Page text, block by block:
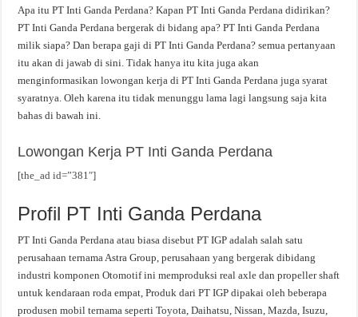
Apa itu PT Inti Ganda Perdana? Kapan PT Inti Ganda Perdana didirikan?
PT Inti Ganda Perdana bergerak di bidang apa? PT Inti Ganda Perdana
milik siapa? Dan berapa gaji di PT Inti Ganda Perdana? semua pertanyaan
itu akan di jawab di sini. Tidak hanya itu kita juga akan
menginformasikan lowongan kerja di PT Inti Ganda Perdana juga syarat
syaratnya. Oleh karena itu tidak menunggu lama lagi langsung saja kita
bahas di bawah ini.
Lowongan Kerja PT Inti Ganda Perdana
[the_ad id=”381″]
Profil PT Inti Ganda Perdana
PT Inti Ganda Perdana atau biasa disebut PT IGP adalah salah satu
perusahaan ternama Astra Group, perusahaan yang bergerak dibidang
industri komponen Otomotif ini memproduksi real axle dan propeller shaft
untuk kendaraan roda empat, Produk dari PT IGP dipakai oleh beberapa
produsen mobil ternama seperti Toyota, Daihatsu, Nissan, Mazda, Isuzu,